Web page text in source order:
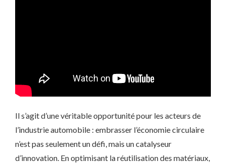
Il s’agit d’une véritable opportunité pour les acteurs de
l’industrie automobile : embrasser l’économie circulaire
n’est pas seulement un défi, mais un catalyseur
d’innovation. En optimisant la réutilisation des matériaux,